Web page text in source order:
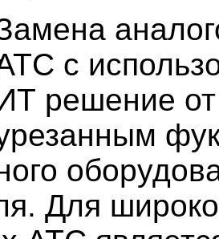
с
решение от
Для